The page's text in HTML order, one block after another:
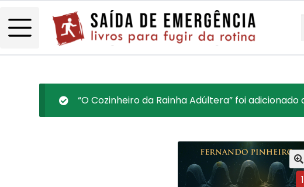
“O Cozinheiro da Rainha Adúltera” foi adicionado